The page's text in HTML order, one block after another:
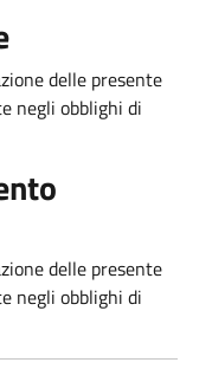
delle presente
negli obblighi di
delle presente
negli obblighi di